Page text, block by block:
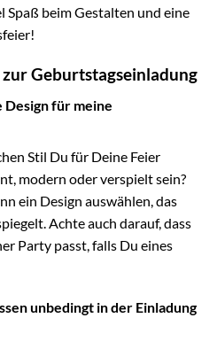
Spaß beim Gestalten und eine
Geburtstagseinladung
Design für meine
Stil Du für Deine Feier
modern oder verspielt sein?
ein Design auswählen, das
Achte auch darauf, dass
Party passt, falls Du eines
unbedingt in der Einladung